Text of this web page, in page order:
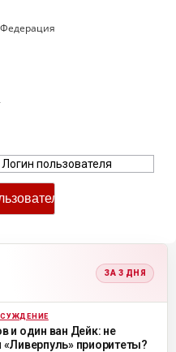
ЗА 3 ДНЯ
и один ван Дейк: не
«Ливерпуль» приоритеты?